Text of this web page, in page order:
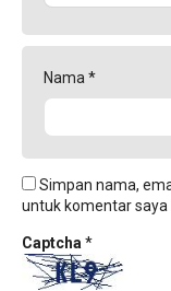
Nama *
Simpan nama,
untuk komentar saya
Captcha *